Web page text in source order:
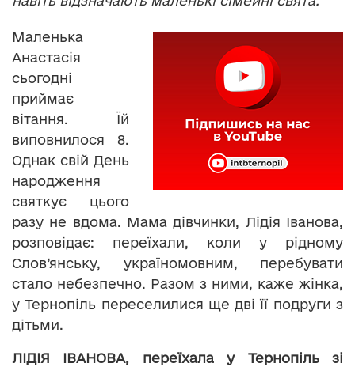
Маленька
Анастасія
сьогодні
приймає
вітання. Їй
виповнилося 8.
Однак свій День
народження
святкує цього
разу не вдома. Мама дівчинки, Лідія Іванова,
розповідає: переїхали, коли у рідному
Слов’янську, україномовним, перебувати
стало небезпечно. Разом з ними, каже жінка,
у Тернопіль переселилися ще дві її подруги з
дітьми.
ЛІДІЯ ІВАНОВА, переїхала у Тернопіль зі